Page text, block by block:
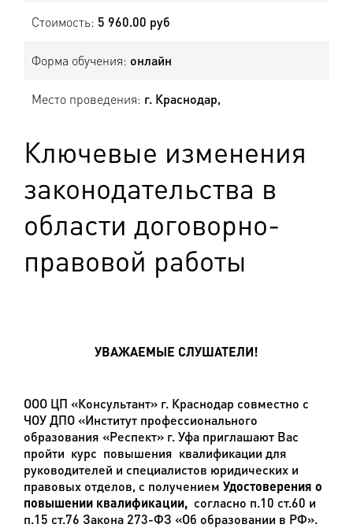
Стоимость: 5 960.00 руб
Форма обучения: онлайн
Место проведения: г. Краснодар,
Ключевые изменения
законодательства в
области договорно-
правовой работы
УВАЖАЕМЫЕ СЛУШАТЕЛИ!
ООО ЦП «Консультант» г. Краснодар совместно с
ЧОУ ДПО «Институт профессионального
образования «Респект» г. Уфа приглашают Вас
пройти курс повышения квалификации для
руководителей и специалистов юридических и
правовых отделов, с получением Удостоверения о
повышении квалификации, согласно п.10 ст.60 и
п.15 ст.76 Закона 273-ФЗ «Об образовании в РФ».